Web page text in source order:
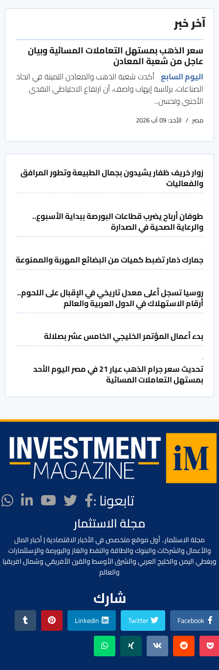
آخر خبر
سعر الذهب بمستهل التعاملات المسائية وبيان
عاجل من شعبة المعادن
اليوم السابع أكدت شعبة الذهب والمعادن الثمينة في اتحاد
الصناعات، برئاسة إيهاب واصف، أن ارتفاع الاحتياطي النقدي
الأجنبي وتحسن...
مصر الأحد: 09 آب 2026
زوار خريف ظفار يشيدون بجمال الطبيعة وتطور المرافق
والفعاليات
طوفان أرباح يضرب قطاعات البورصة ببداية الأسبوع..
والرعاية الصحية في الصدارة
جمارك ذمار تضبط كميات من البضائع المهربة والممنوعة
روسيا تسجل أعلى معدل تاريخي في الإقبال على اللحوم..
أرقام الاستهلاك في الدول العربية والعالم
بدء أعمال المؤتمر الخليجي الخامس عشر بصلالة
تحديث سعر جرام الذهب عيار 21 في مصر اليوم الأحد
بمستهل التعاملات المسائية
تابعونا :
مجلة الاستثمار
مجلة الاستثمار.. أول موقع متخصص في الأخبار الاقتصادية | أخبار المال
والأعمال والشركات والبنوك والطاقة والنفط والغاز والبورصة والإستثمارات
ويغطي اليمن والخليج العربي والشرق الأوسط والقرن الأفريقي وشمال افريقيا
والعالم
شارك
Facebook
Twitter
Linkedin